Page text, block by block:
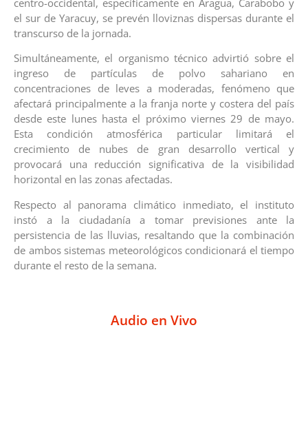
el sur de Yaracuy, se prevén lloviznas dispersas durante el
transcurso de la jornada.
Simultáneamente, el organismo técnico advirtió sobre el
ingreso de partículas de polvo sahariano en
concentraciones de leves a moderadas, fenómeno que
afectará principalmente a la franja norte y costera del país
desde este lunes hasta el próximo viernes 29 de mayo.
Esta condición atmosférica particular limitará el
crecimiento de nubes de gran desarrollo vertical y
provocará una reducción significativa de la visibilidad
horizontal en las zonas afectadas.
Respecto al panorama climático inmediato, el instituto
instó a la ciudadanía a tomar previsiones ante la
persistencia de las lluvias, resaltando que la combinación
de ambos sistemas meteorológicos condicionará el tiempo
durante el resto de la semana.
Audio en Vivo